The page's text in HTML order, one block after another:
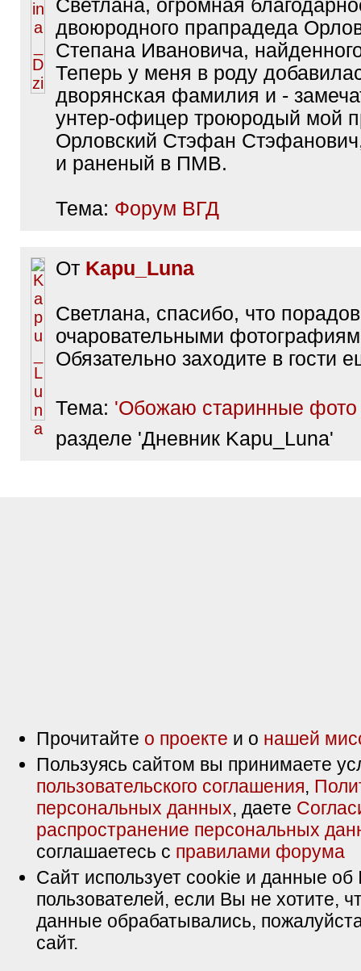
Светлана, огромная
двоюродного прапрадеда
Степана Ивановича,
Теперь у меня в роду
дворянская фамилия и -
унтер-офицер троюродый мой
Орловский Стэфан
и раненый в ПМВ.
Тема: Форум ВГД
От Kapu_Luna
Светлана, спасибо, что
очаровательными
Обязательно заходите в гости
Тема: 'Обожаю старинные
разделе 'Дневник Kapu_Luna'
Прочитайте о проекте и о нашей
Пользуясь сайтом вы принимаете
пользовательского соглашения,
персональных данных, даете
распространение персональных
соглашаетесь с правилами форума
Сайт использует cookie и данные об
пользователей, если Вы не хотите,
данные обрабатывались,
сайт.